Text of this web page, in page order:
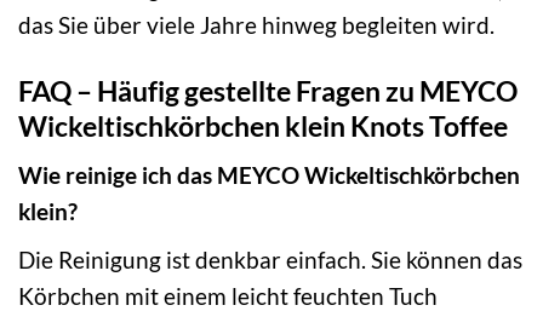
das Sie über viele Jahre hinweg begleiten wird.
FAQ – Häufig gestellte Fragen zu MEYCO
Wickeltischkörbchen klein Knots Toffee
Wie reinige ich das MEYCO Wickeltischkörbchen
klein?
Die Reinigung ist denkbar einfach. Sie können das
Körbchen mit einem leicht feuchten Tuch